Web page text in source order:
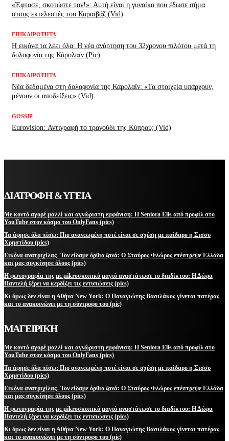
«Έφτασε, σκοτώστε τον!»: Αυτή είναι η γυναίκα που έδωσε σήμα
στους εκτελεστές του Καραϊβάζ (Vid)
ΕΠΙΚΑΙΡΌΤΗΤΑ
H εικόνα τα λέει όλα: H νέα ανάρτηση του 32χρονου πιλότου μετά τη
δολοφονία της Κάρολαϊν (Pic)
ΕΠΙΚΑΙΡΌΤΗΤΑ
Νέα δεδομένα στη δολοφονία της Κάρολαϊν: «Τα στοιχεία υπάρχουν,
μένουν οι αποδείξεις» (Vid)
GOSSIP
Eurovision: Αντιγραφή το τραγούδι της Κύπρου; (Vid)
ΔΙΑΤΡΟΦΗ & ΥΓΕΙΑ
Με κοντό αγορέ μαλλί και αγνώριστη εμφάνιση: Η Seniora Elis από προφίλ στο
YouTube στον κόσμο του OnlyFans (pics)
Τα άφησε όλα πίσω: Πιο ανανεωμένη ποτέ είναι σε σχέση με παίδαρο η Σισσυ
Χρηστίδου (pics)
Εικόνα ανατριχίλας- Τον είδαμε όρθιο ξανά: Ο Σταύρος Φλώρος επέστρεψε Ελλάδα
και μας συγκίνησε όλους (pics)
Η φωτογραφία της με μikroσκοπικό μαγιό αναστάτωσε το διαδίκτυο: Η Δώρα
Παντελή ξέρει να κερδίζει τις εντυπώσεις (pics)
Κι όμως δεν είναι η Αθήνα New York: Ο Παναγιώτης Βασιλάκος γίνεται πατέρας
και το ανακοινώνει με τη σύντροφο του (pic)
ΜΑΓΕΙΡΙΚΗ
Με κοντό αγορέ μαλλί και αγνώριστη εμφάνιση: Η Seniora Elis από προφίλ στο
YouTube στον κόσμο του OnlyFans (pics)
Τα άφησε όλα πίσω: Πιο ανανεωμένη ποτέ είναι σε σχέση με παίδαρο η Σισσυ
Χρηστίδου (pics)
Εικόνα ανατριχίλας- Τον είδαμε όρθιο ξανά: Ο Σταύρος Φλώρος επέστρεψε Ελλάδα
και μας συγκίνησε όλους (pics)
Η φωτογραφία της με μikroσκοπικό μαγιό αναστάτωσε το διαδίκτυο: Η Δώρα
Παντελή ξέρει να κερδίζει τις εντυπώσεις (pics)
Κι όμως δεν είναι η Αθήνα New York: Ο Παναγιώτης Βασιλάκος γίνεται πατέρας
και το ανακοινώνει με τη σύντροφο του (pic)